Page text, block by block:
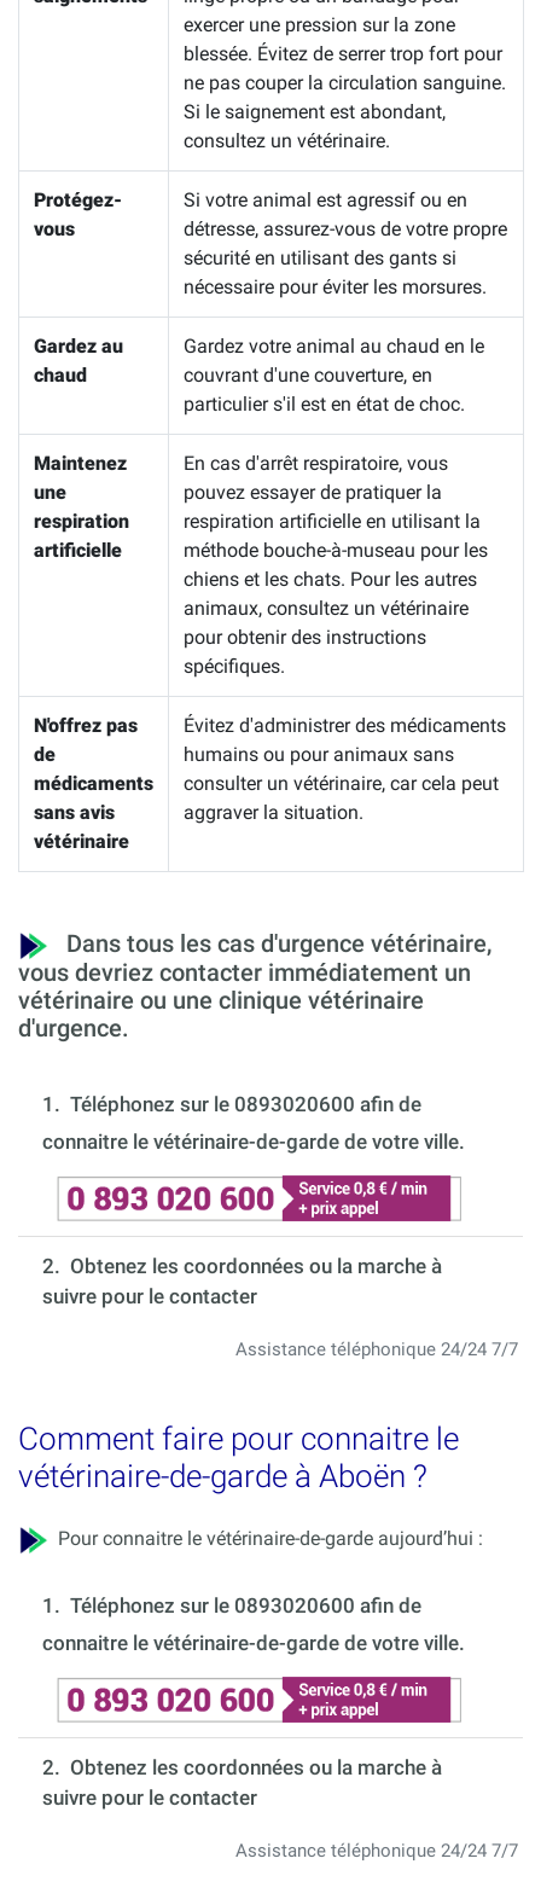
exercer une pression sur la zone
blessée. Évitez de serrer trop fort pour
ne pas couper la circulation sanguine.
Si le saignement est abondant,
consultez un vétérinaire.
Protégez-
vous
Si votre animal est agressif ou en
détresse, assurez-vous de votre propre
sécurité en utilisant des gants si
nécessaire pour éviter les morsures.
Gardez au
chaud
Gardez votre animal au chaud en le
couvrant d'une couverture, en
particulier s'il est en état de choc.
Maintenez
une
respiration
artificielle
En cas d'arrêt respiratoire, vous
pouvez essayer de pratiquer la
respiration artificielle en utilisant la
méthode bouche-à-museau pour les
chiens et les chats. Pour les autres
animaux, consultez un vétérinaire
pour obtenir des instructions
spécifiques.
N'offrez pas
de
médicaments
sans avis
vétérinaire
Évitez d'administrer des médicaments
humains ou pour animaux sans
consulter un vétérinaire, car cela peut
aggraver la situation.
Dans tous les cas d'urgence vétérinaire,
vous devriez contacter immédiatement un
vétérinaire ou une clinique vétérinaire
d'urgence.
1. Téléphonez sur le 0893020600 afin de
connaitre le vétérinaire-de-garde de votre ville.
2. Obtenez les coordonnées ou la marche à
suivre pour le contacter
Assistance téléphonique 24/24 7/7
Comment faire pour connaitre le
vétérinaire-de-garde à Aboën ?
Pour connaitre le vétérinaire-de-garde aujourd’hui :
1. Téléphonez sur le 0893020600 afin de
connaitre le vétérinaire-de-garde de votre ville.
2. Obtenez les coordonnées ou la marche à
suivre pour le contacter
Assistance téléphonique 24/24 7/7